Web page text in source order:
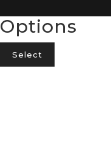
Options
Select